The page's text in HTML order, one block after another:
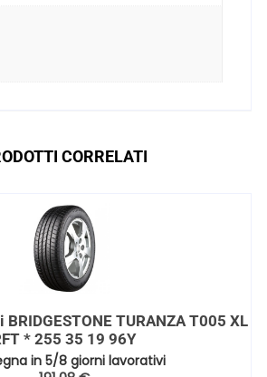
CORRELATI
TURANZA T005 XL
* 255 35 19 96Y
in 5/8 giorni lavorativi